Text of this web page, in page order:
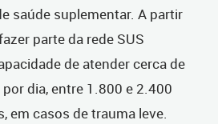
saúde suplementar. A partir
parte da rede SUS
de atender cerca de
dia, entre 1.800 e 2.400
em casos de trauma leve.